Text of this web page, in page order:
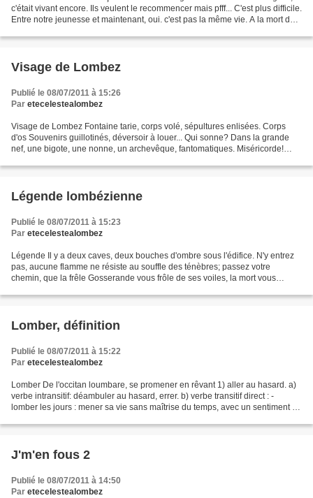
c'était vivant encore. Ils veulent le recommencer mais pfff... C'est plus difficile.
Entre notre jeunesse et maintenant, oui. c'est pas la même vie. A la mort de
Visage de Lombez
Publié le 08/07/2011 à 15:26
Par etecelestealombez
Visage de Lombez Fontaine tarie, corps volé, sépultures enlisées. Corps
d'os Souvenirs guillotinés, déversoir à louer... Qui sonne? Dans la grande
nef, une bigote, une nonne, un archevêque, fantomatiques. Miséricorde!
Légende lombézienne
Publié le 08/07/2011 à 15:23
Par etecelestealombez
Légende Il y a deux caves, deux bouches d'ombre sous l'édifice. N'y entrez
pas, aucune flamme ne résiste au souffle des ténèbres; passez votre
chemin, que la frêle Gosserande vous frôle de ses voiles, la mort vous
Lomber, définition
Publié le 08/07/2011 à 15:22
Par etecelestealombez
Lomber De l'occitan loumbare, se promener en rêvant 1) aller au hasard. a)
verbe intransitif: déambuler au hasard, errer. b) verbe transitif direct : -
lomber les jours : mener sa vie sans maîtrise du temps, avec un sentiment de
J'm'en fous 2
Publié le 08/07/2011 à 14:50
Par etecelestealombez